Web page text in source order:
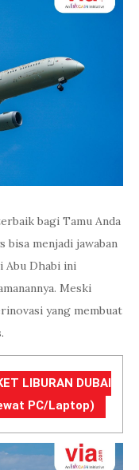
bagi Tamu Anda
bisa menjadi jawaban
Abu Dhabi ini
Meski
yang membuat
LIBURAN DUBAI
PC/Laptop)